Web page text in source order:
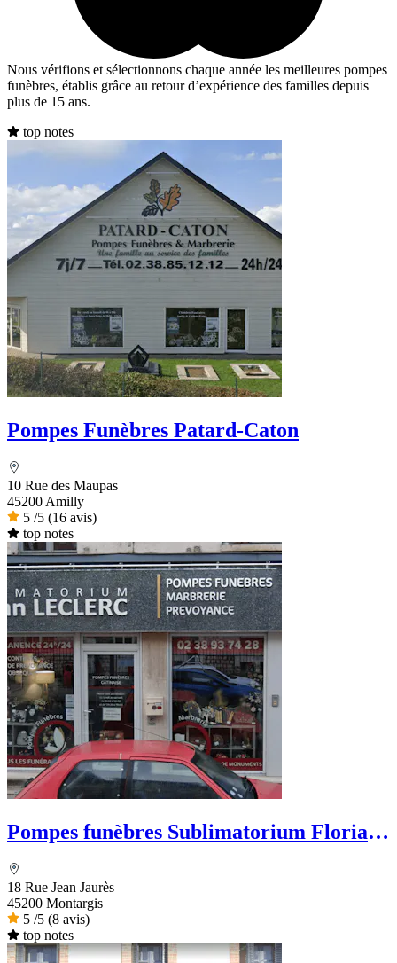
Nous vérifions et sélectionnons chaque année les meilleures pompes
funèbres, établis grâce au retour d’expérience des familles depuis
plus de 15 ans.
top notes
Pompes Funèbres Patard-Caton
10 Rue des Maupas
45200 Amilly
5 /5 (16 avis)
top notes
Pompes funèbres Sublimatorium Florian
18 Rue Jean Jaurès
45200 Montargis
5 /5 (8 avis)
top notes